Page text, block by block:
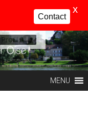
Profil
MENU
Contact
X